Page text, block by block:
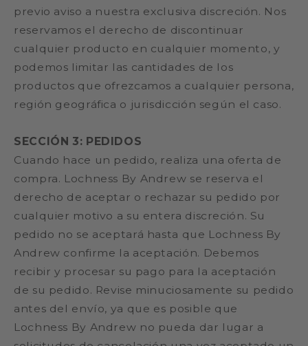
previo aviso a nuestra exclusiva discreción. Nos
reservamos el derecho de discontinuar
cualquier producto en cualquier momento, y
podemos limitar las cantidades de los
productos que ofrezcamos a cualquier persona,
región geográfica o jurisdicción según el caso.
SECCIÓN 3: PEDIDOS
Cuando hace un pedido, realiza una oferta de
compra. Lochness By Andrew se reserva el
derecho de aceptar o rechazar su pedido por
cualquier motivo a su entera discreción. Su
pedido no se aceptará hasta que Lochness By
Andrew confirme la aceptación. Debemos
recibir y procesar su pago para la aceptación
de su pedido. Revise minuciosamente su pedido
antes del envío, ya que es posible que
Lochness By Andrew no pueda dar lugar a